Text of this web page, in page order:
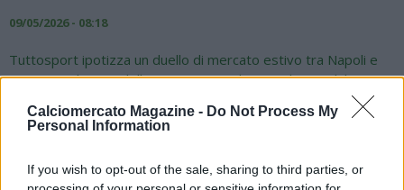
Calciomercato Magazine - Do Not Process My
Personal Information
If you wish to opt-out of the sale, sharing to third parties, or
09/05/2026 - 08:18
Tuttosport ipotizza un duello di mercato estivo tra Napoli e
Juventus, al netto della concorrenza di parecchi top club
europei, per Karim Coulibaly, difensore del Werder Brema: "Il
tedesco di origini ghanese è considerato un predestinato.
per le big di Premier League. In realtà il classe 2007 ha